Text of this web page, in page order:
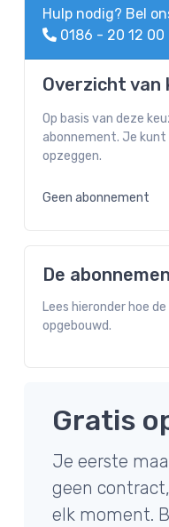
Hulp nodig? Bel
0186 - 20 12 00
Overzicht van
Op basis van deze
abonnement. Je
opzeggen.
Geen abonnement
De
Lees hieronder hoe
opgebouwd.
Gratis
Je eerste
geen
elk moment.